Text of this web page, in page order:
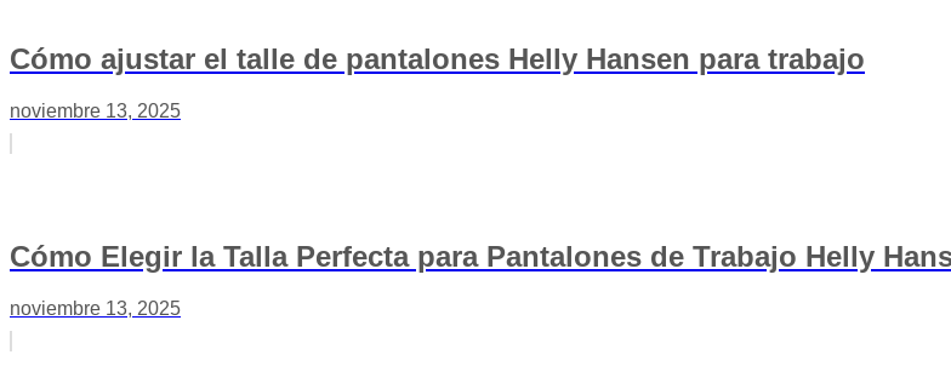
Cómo ajustar el talle de pantalones Helly Hansen para trabajo
noviembre 13, 2025
Cómo Elegir la Talla Perfecta para Pantalones de Trabajo Helly
noviembre 13, 2025